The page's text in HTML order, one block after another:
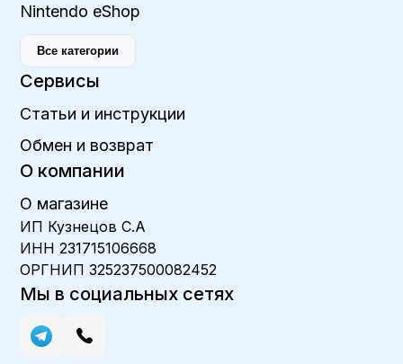
Nintendo eShop
Все категории
Сервисы
Статьи и инструкции
Обмен и возврат
О компании
О магазине
ИП Кузнецов С.А
ИНН 231715106668
ОРГНИП 325237500082452
Мы в социальных сетях